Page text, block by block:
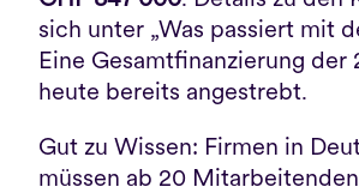
sich unter „Was passiert mit
Eine Gesamtfinanzierung der
heute bereits angestrebt.
Gut zu Wissen: Firmen in
müssen ab 20